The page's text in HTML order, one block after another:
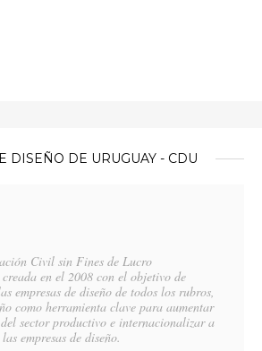
DISEÑO DE URUGUAY - CDU
Civil sin Fines de Lucro
en el 2008 con el objetivo de
empresas de diseño de todos los rubros,
como herramienta clave para aumentar
sector productivo e internacionalizar a
las empresas de diseño.